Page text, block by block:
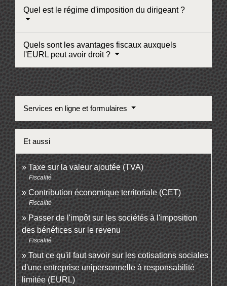
Quel est le régime d'imposition du dirigeant ?
Quels sont les avantages fiscaux auxquels
l'EURL peut avoir droit ?
Services en ligne et formulaires
Et aussi
Taxe sur la valeur ajoutée (TVA)
Fiscalité
Contribution économique territoriale (CET)
Fiscalité
Passer de l'impôt sur les sociétés à l'imposition
des bénéfices sur le revenu
Fiscalité
Tout ce qu'il faut savoir sur les cotisations sociales
d'une entreprise unipersonnelle à responsabilité
limitée (EURL)